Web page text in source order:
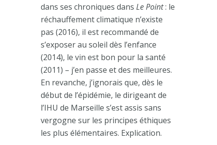
dans ses chroniques dans Le Point: le
réchauffement climatique n’existe
pas (2016), il est recommandé de
s’exposer au soleil dès l’enfance
(2014), le vin est bon pour la santé
(2011) – j’en passe et des meilleures.
En revanche, j’ignorais que, dès le
début de l’épidémie, le dirigeant de
l’IHU de Marseille s’est assis sans
vergogne sur les principes éthiques
les plus élémentaires. Explication.